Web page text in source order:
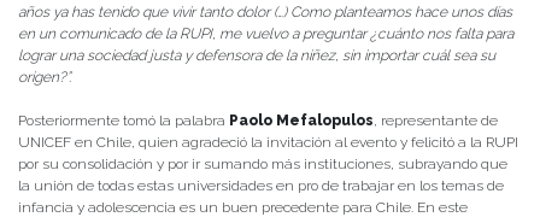
años ya has tenido que vivir tanto dolor (…) Como planteamos hace unos días
en un comunicado de la RUPI, me vuelvo a preguntar ¿cuánto nos falta para
lograr una sociedad justa y defensora de la niñez, sin importar cuál sea su
origen?”.
Posteriormente tomó la palabra Paolo Mefalopulos, representante de
UNICEF en Chile, quien agradeció la invitación al evento y felicitó a la RUPI
por su consolidación y por ir sumando más instituciones, subrayando que
la unión de todas estas universidades en pro de trabajar en los temas de
infancia y adolescencia es un buen precedente para Chile. En este